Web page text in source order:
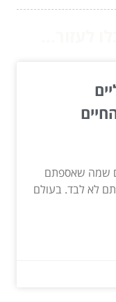
שמה שאספתם
לא לבד. בעולם